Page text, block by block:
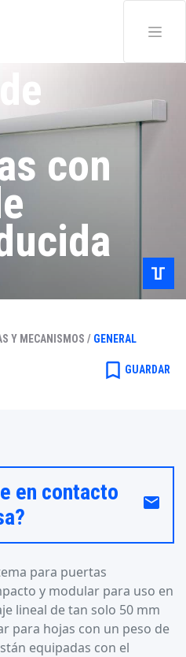
con
Y MECANISMOS / GENERAL
bookmark_border GUARDAR
en contacto
email
para puertas
y modular para uso en
lineal de tan solo 50 mm
para hojas con un peso de
equipadas con el